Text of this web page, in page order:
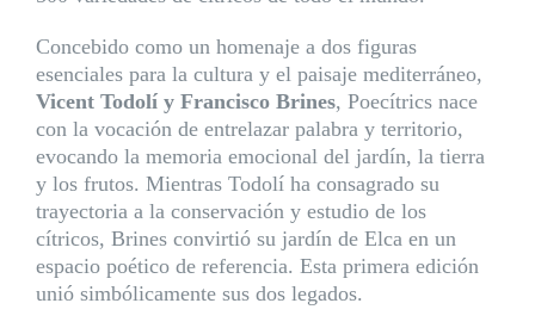
Concebido como un homenaje a dos figuras
esenciales para la cultura y el paisaje mediterráneo,
Vicent Todolí y Francisco Brines, Poecítrics nace
con la vocación de entrelazar palabra y territorio,
evocando la memoria emocional del jardín, la tierra
y los frutos. Mientras Todolí ha consagrado su
trayectoria a la conservación y estudio de los
cítricos, Brines convirtió su jardín de Elca en un
espacio poético de referencia. Esta primera edición
unió simbólicamente sus dos legados.